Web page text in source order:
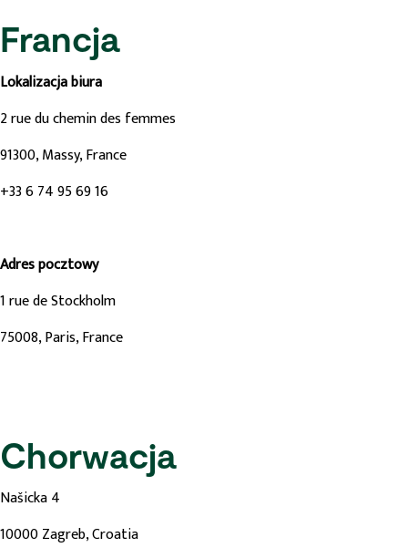
Francja
Lokalizacja biura
2 rue du chemin des femmes
91300, Massy, France
+33 6 74 95 69 16
Adres pocztowy
1 rue de Stockholm
75008, Paris, France
Chorwacja
Našicka 4
10000 Zagreb, Croatia